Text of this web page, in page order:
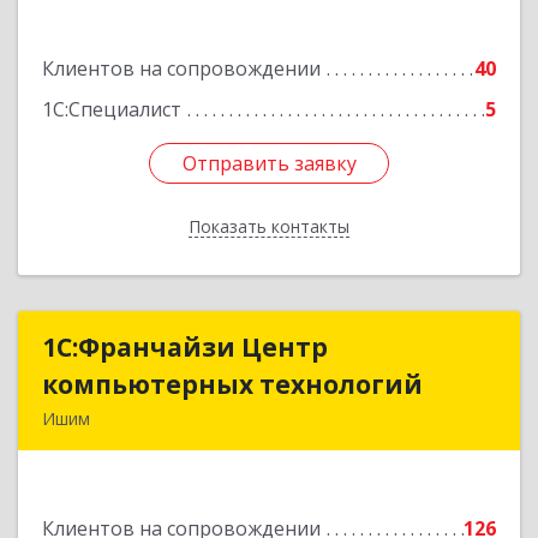
Клиентов на сопровождении
40
1С:Специалист
5
Отправить заявку
Показать контакты
Подробнее
Отправить заявку
Назад
1С:Франчайзи Центр
компьютерных технологий
Ишим
Клиентов на сопровождении
126
1С:Франчайзи Центр
компьютерных технологий
Подробнее